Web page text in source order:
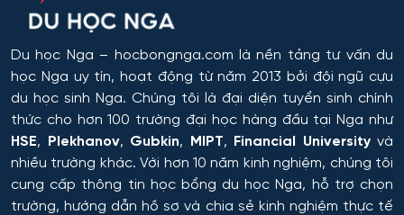
Hàng không dẫn đường và kiểm soát không lưu
Hành chính công
Hóa dược
Hóa dầu và công nghệ sinh học
Hóa học
Du học Nga – hocbongnga.com là nền tảng tư vấn du
học Nga uy tín, hoạt động từ năm 2013 bởi đội ngũ cựu
du học sinh Nga. Chúng tôi là đại diện tuyển sinh chính
thức cho hơn 100 trường đại học hàng đầu tại Nga như
HSE, Plekhanov, Gubkin, MIPT, Financial Universityvà
nhiều trường khác. Với hơn 10 năm kinh nghiệm, chúng tôi
cung cấp thông tin học bổng du học Nga, hỗ trợ chọn
trường, hướng dẫn hồ sơ và chia sẻ kinh nghiệm thực tế